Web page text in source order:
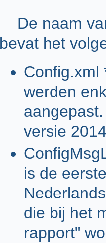
De naam
bevat het
Config.xml
werden
versie
is de
die bij het
rapport"